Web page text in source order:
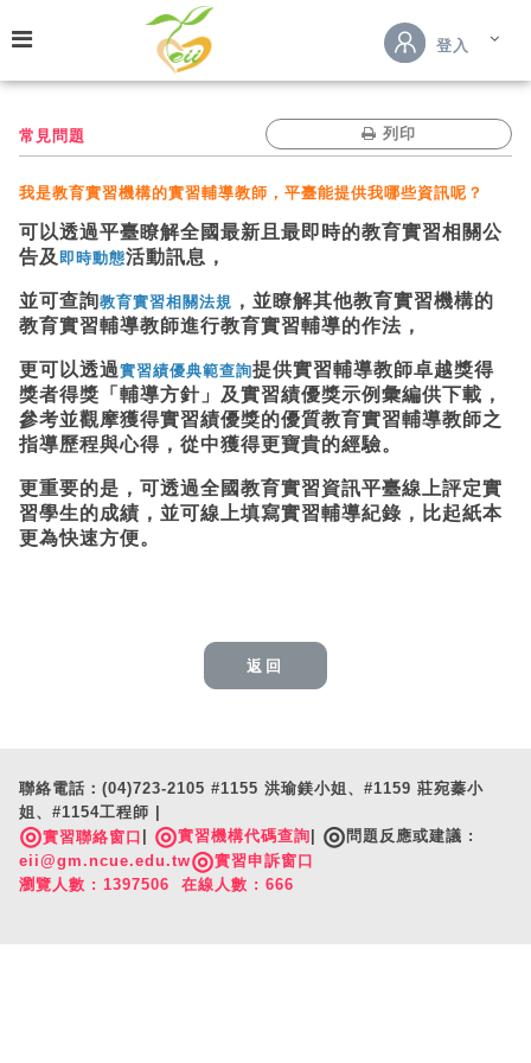
登入
常見問題 列印
我是教育實習機構的實習輔導教師，平臺能提供我哪些資訊呢？
可以透過平臺瞭解全國最新且最即時的教育實習相關公
告及 即時動態活動訊息，
並可查詢教育實習相關法規 ，並瞭解其他教育實習機構的
教育實習輔導教師進行教育實習輔導的作法，
更可以透過實習績優典範查詢提供實習輔導教師卓越獎得
獎者得獎「輔導方針」及實習績優獎示例彙編供下載，
參考並觀摩獲得實習績優獎的優質教育實習輔導教師之
指導歷程與心得，從中獲得更寶貴的經驗。
更重要的是，可透過全國教育實習資訊平臺線上評定實
習學生的成績，並可線上填寫實習輔導紀錄，比起紙本
更為快速方便。
返回
聯絡電話：(04)723-2105 #1155 洪瑜鎂小姐、#1159 莊宛蓁小
姐、#1154工程師 |
◎實習聯絡窗口 ◎實習機構代碼查詢 ◎ 問題反應或建議 :
eii@gm.ncue.edu.tw◎實習申訴窗口
瀏覽人數 : 1397506 在線人數 : 666